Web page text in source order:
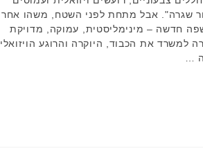
שגרה". אבל מתחת לפני השטח, משהו אחר
חדשה – מינימליסטית, עמוקה, מדויקת
למשרד את הכבוד, היוקרה והרוגע הויזואלי.
…